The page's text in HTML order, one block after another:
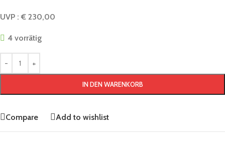
UVP : € 230,00
4 vorrätig
IN DEN WARENKORB
Compare Add to wishlist